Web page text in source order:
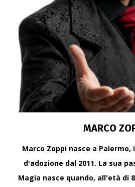
MARCO
Marco Zoppi nasce a Palermo,
d'adozione dal 2011. La sua
Magia nasce quando, all'età di